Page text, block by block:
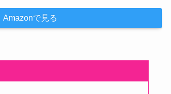
Amazonで見る